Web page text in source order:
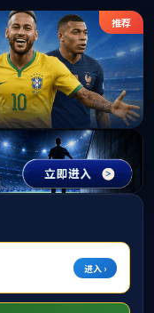
)有限公司-官方